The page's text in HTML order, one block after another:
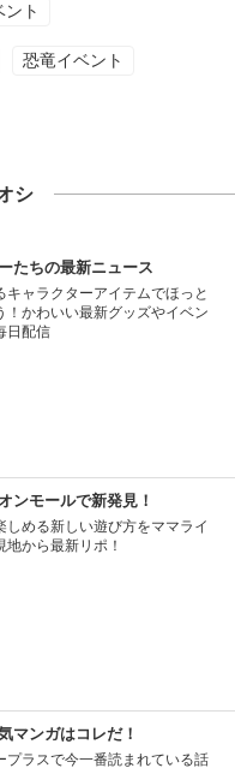
ント
恐竜イベント
シ
たちの最新ニュース
キャラクターアイテムでほっと
！かわいい最新グッズやイベン
日配信
ンモールで新発見！
しめる新しい遊び方をママライ
地から最新リポ！
マンガはコレだ！
プラスで今一番読まれている話